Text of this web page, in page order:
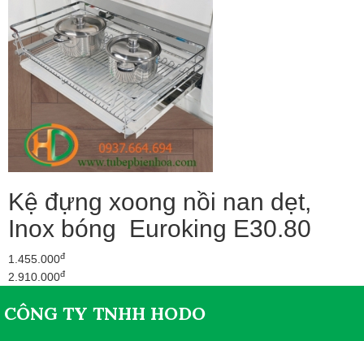
Kệ đựng xoong nồi nan dẹt,
Inox bóng Euroking E30.80
1.455.000đ
2.910.000đ
CÔNG TY TNHH HODO